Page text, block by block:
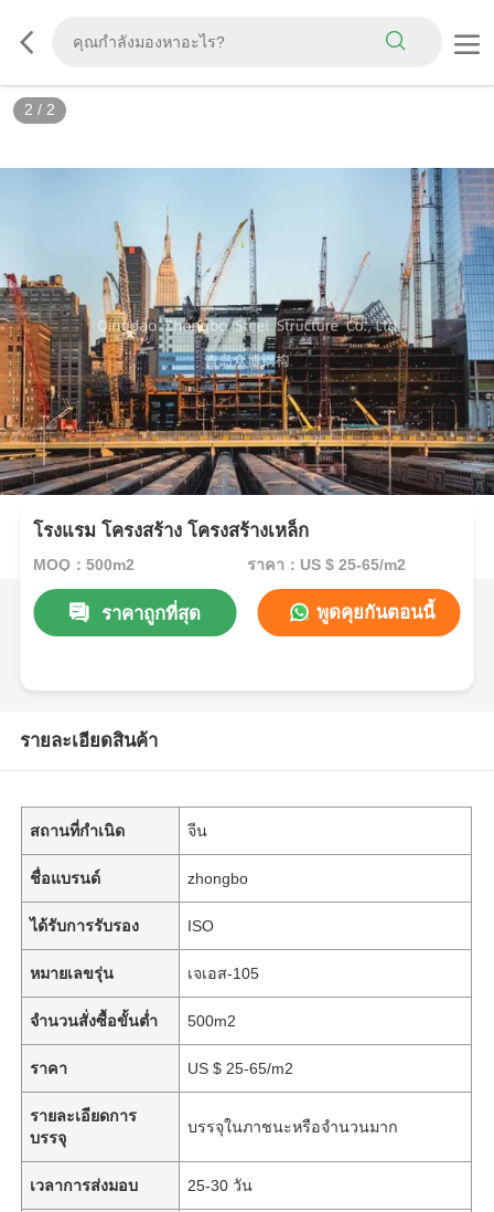
2 / 2
โรงแรม โครงสร้าง โครงสร้างเหล็ก
MOQ：500m2 ราคา：US $ 25-65/m2
ราคาถูกที่สุด พูดคุยกันตอนนี้
รายละเอียดสินค้า
สถานที่กำเนิด จีน
ชื่อแบรนด์ zhongbo
ได้รับการรับรอง ISO
หมายเลขรุ่น เจเอส-105
จำนวนสั่งซื้อขั้นต่ำ 500m2
ราคา US $ 25-65/m2
รายละเอียดการ
บรรจุ
บรรจุในภาชนะหรือจำนวนมาก
เวลาการส่งมอบ 25-30 วัน